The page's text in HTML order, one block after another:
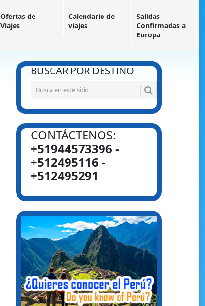
Ofertas de
Viajes
Calendario de
viajes
Salidas
Confirmadas a
Europa
BUSCAR POR DESTINO
CONTÁCTENOS:
+51944573396 -
+512495116 -
+512495291